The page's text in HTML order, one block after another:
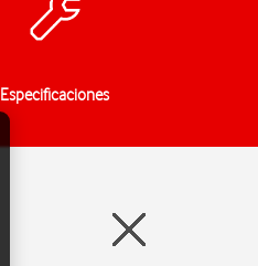
Especificaciones